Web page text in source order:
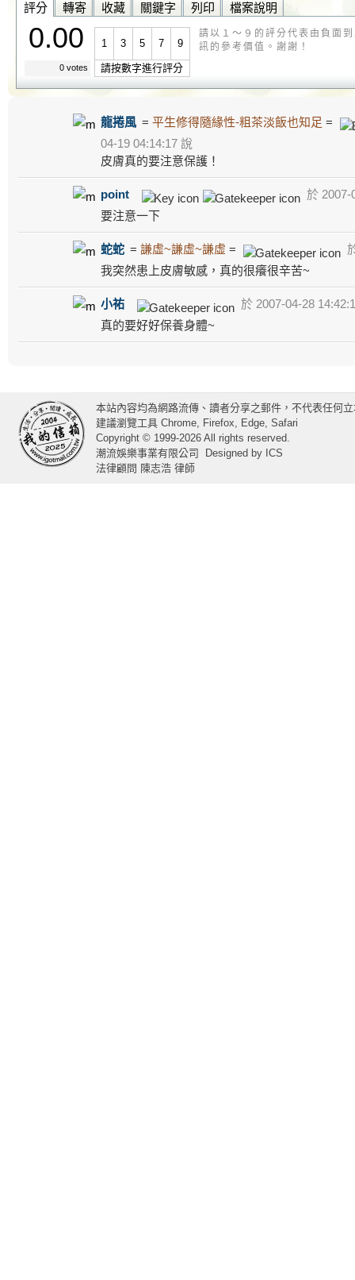
評分 轉寄 收藏 關鍵字 列印 檔案說明
0.00
0 votes
1 3 5 7 9
請按數字進行評分
請以１～９的評分代表由負面
訊的參考價值。謝謝！
龍捲風 =平生修得隨緣性-粗茶淡飯也知足 =
04-19 04:14:17 說
皮膚真的要注意保護！
point
於 2007-
要注意一下
蛇蛇 =謙虛~謙虛~謙虛 =
我突然患上皮膚敏感，真的很癢很辛苦~
小祐
於 2007-04-28
真的要好好保養身體~
本站內容均為網路流傳、讀者分享之郵件，不代表任何
建議瀏覽工具 Chrome, Firefox, Edge, Safari
Copyright © 1999-2026 All rights reserved.
潮流娛樂事業有限公司
Designed by ICS
法律顧問 陳志浩 律師